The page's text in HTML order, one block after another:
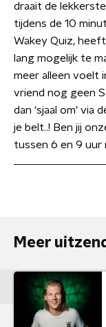
draait de
tijdens de 10
Wakey Quiz,
lang mogelijk te
meer alleen voelt
vriend nog geen
dan ‘sjaal om’ via
je belt..! Ben jij
tussen 6 en 9 uur
Meer